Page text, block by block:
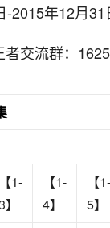
2015年12月
者交流群：
【1-
【1-
4】
【1-
5】